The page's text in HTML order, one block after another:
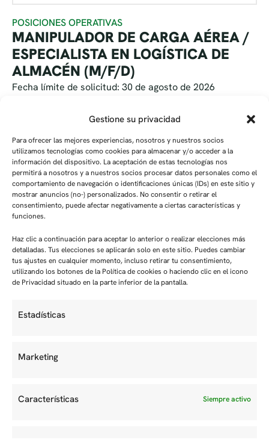
Gestione su privacidad
Para ofrecer las mejores experiencias, nosotros y nuestros socios
utilizamos tecnologías como cookies para almacenar y/o acceder a la
información del dispositivo. La aceptación de estas tecnologías nos
permitirá a nosotros y a nuestros socios procesar datos personales como el
comportamiento de navegación o identificaciones únicas (IDs) en este sitio y
mostrar anuncios (no-) personalizados. No consentir o retirar el
consentimiento, puede afectar negativamente a ciertas características y
funciones.
Haz clic a continuación para aceptar lo anterior o realizar elecciones más
detalladas. Tus elecciones se aplicarán solo en este sitio. Puedes cambiar
tus ajustes en cualquier momento, incluso retirar tu consentimiento,
utilizando los botones de la Política de cookies o haciendo clic en el icono
de Privacidad situado en la parte inferior de la pantalla.
Estadísticas
Marketing
Características Siempre activo
POSICIONES OPERATIVAS
MANIPULADOR DE CARGA AÉREA /
ESPECIALISTA EN LOGÍSTICA DE
ALMACÉN (M/F/D)
Fecha límite de solicitud: 30 de agosto de 2026
PERSONAL DE DOCUMENTACIÓN Y
ENTRADA DE DATOS DE
TRANSPORTE AÉREO (M/F/D)
Seguir leyendo